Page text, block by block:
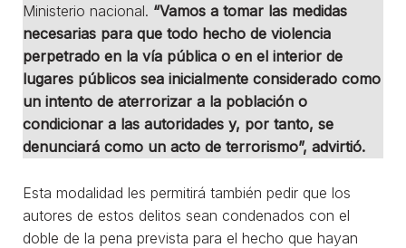
Ministerio nacional. “Vamos a tomar las medidas
necesarias para que todo hecho de violencia
perpetrado en la vía pública o en el interior de
lugares públicos sea inicialmente considerado como
un intento de aterrorizar a la población o
condicionar a las autoridades y, por tanto, se
denunciará como un acto de terrorismo”, advirtió.
Esta modalidad les permitirá también pedir que los
autores de estos delitos sean condenados con el
doble de la pena prevista para el hecho que hayan